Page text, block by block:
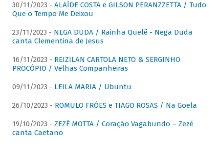
30/11/2023 - ALAÍDE COSTA e GILSON PERANZZETTA / Tudo
Que o Tempo Me Deixou
23/11/2023 - NEGA DUDA / Rainha Quelê - Nega Duda
canta Clementina de Jesus
16/11/2023 - REIZILAN CARTOLA NETO & SERGINHO
PROCÓPIO / Velhas Companheiras
09/11/2023 - LEILA MARIA / Ubuntu
26/10/2023 - ROMULO FRÓES e TIAGO ROSAS / Na Goela
19/10/2023 - ZEZÉ MOTTA / Coração Vagabundo – Zezé
canta Caetano